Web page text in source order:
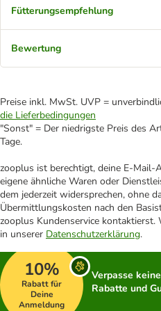
Fütterungsempfehlung
Bewertung
Preise inkl. MwSt. UVP =
die Lieferbedingungen
"Sonst" = Der niedrigste Preis des
Tage.
zooplus ist berechtigt, deine E-
eigene ähnliche Waren oder
dem jederzeit widersprechen, ohne
Übermittlungskosten nach den
zooplus Kundenservice
in unserer Datenschutzerklärung.
10%
Rabatt für
Deine
Anmeldung
Verpasse
Rabatte und